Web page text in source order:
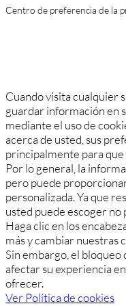
Centro de preferencia de la
Cuando visita cualquier
guardar información en
mediante el uso de
acerca de usted, sus
principalmente para
Por lo general, la
pero puede
personalizada. Ya que
usted puede escoger
Haga clic en los
más y cambiar nuestras
Sin embargo, el bloqueo
afectar su experiencia
ofrecer.
Ver Política de cookies